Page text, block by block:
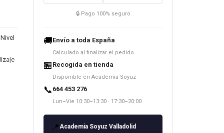
Libro
Nivel
(
CD)
cantidad
🔒 Pago 100% seguro
🚚Envío a toda España
Calculado al finalizar el pedido
🏪 Recogida en tienda
Disponible en Academia Soyuz
📞 664 453 276
Lun–Vie 10:30–13:30 · 17:30–20:00
📍Academia Soyuz Valladolid